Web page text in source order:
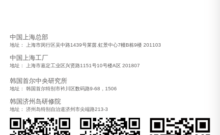
中国上海总部
地址： 上海市闵行区吴中路1439号莱茵.虹景中心7幢B栋9楼 201103
中国上海工厂
地址： 上海市嘉定工业区兴贤路1151号10号楼A区 201807
韩国首尔中央研究所
地址： 韩国首尔特别市衿川区数码路9-68，1506
韩国济州岛研修院
地址： 济州岛特别自治道济州市尖端路213-3